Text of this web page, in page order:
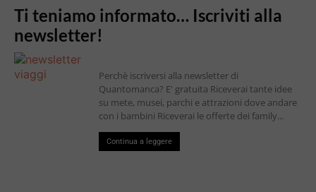
Ti teniamo informato… Iscriviti alla
newsletter!
Perchè iscriversi alla newsletter di
Quantomanca? E' gratuita Riceverai tante idee
su mete, musei, parchi e attrazioni dove andare
con i bambini Riceverai le offerte dei family...
Continua a leggere